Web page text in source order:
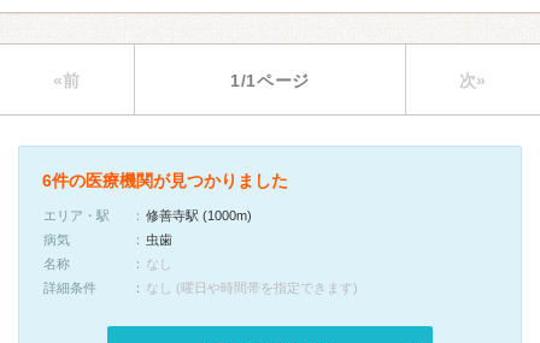
«前 1/1ページ 次»
6件の医療機関が見つかりました
エリア・駅
修善寺駅 (1000m)
病気
虫歯
名称
なし
詳細条件
なし (曜日や時間帯を指定できます)